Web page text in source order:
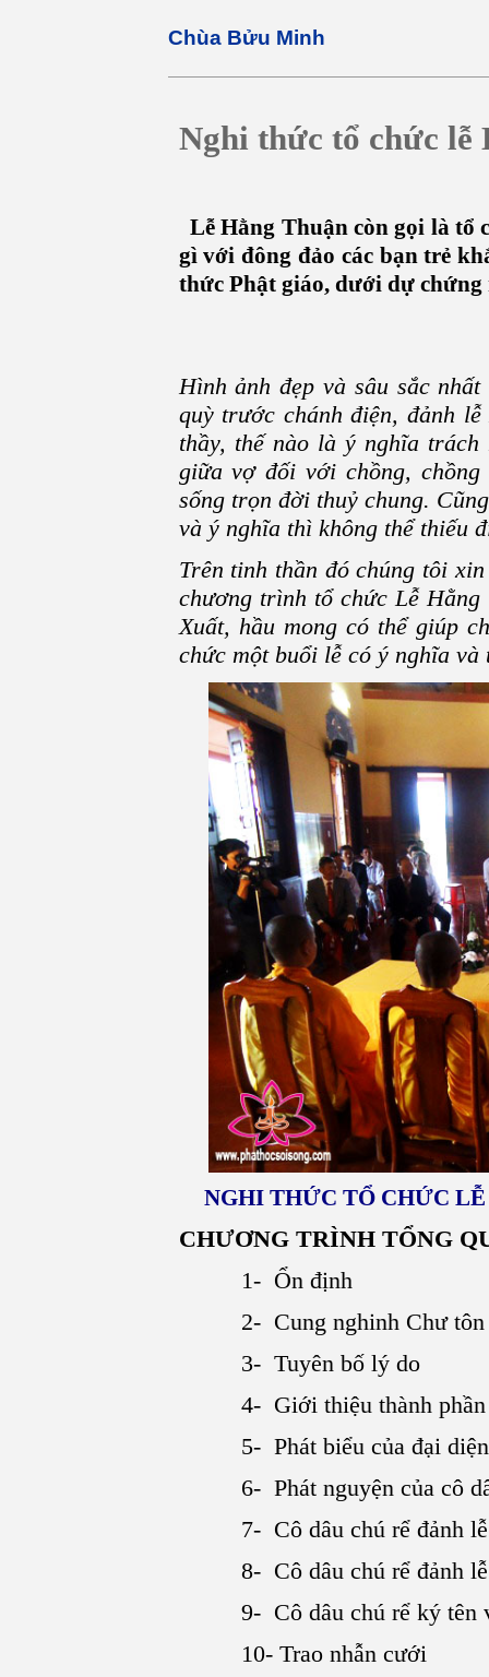
Chùa Bửu Minh
Nghi thức tổ chức lễ
Lễ Hằng Thuận còn gọi là tổ
gì với đông đảo các bạn trẻ
thức Phật giáo, dưới dự
Hình ảnh đẹp và sâu sắc
quỳ trước chánh điện, đảnh
thầy, thế nào là ý nghĩa
giữa vợ đối với chồng,
sống trọn đời thuỷ chung.
và ý nghĩa thì không thể thiếu
Trên tinh thần đó chúng tôi
chương trình tổ chức Lễ
Xuất, hầu mong có thể giúp
chức một buổi lễ có ý nghĩa và
NGHI THỨC TỔ CHỨC
CHƯƠNG TRÌNH TỔNG
1- Ổn định
2- Cung nghinh Chư
3- Tuyên bố lý do
4- Giới thiệu thành
5- Phát biểu của đại
6- Phát nguyện của cô
7- Cô dâu chú rể đảnh
8- Cô dâu chú rể đảnh
9- Cô dâu chú rể ký tên
10- Trao nhẫn cưới